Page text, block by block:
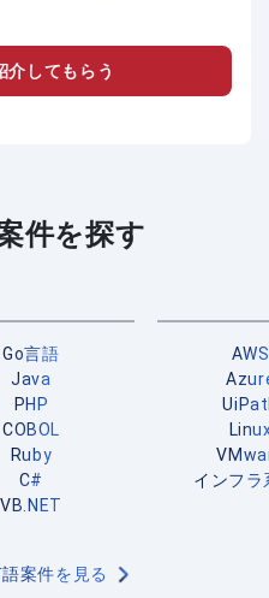
介してもらう
件を探す
Go言語
Java
PHP
COBOL
Ruby
C#
VB.NET
案件を見る
AWS
インフラ